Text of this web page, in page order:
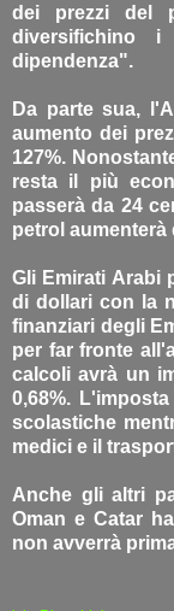
dei prezzi del
diversifichino
dipendenza".
Da parte sua,
aumento dei
127%.
resta il più
passerà da 24
petrol aumenterà
Gli Emirati Arabi
di dollari con la
finanziari degli
per far fronte
calcoli avrà un
0,68%.
scolastiche
medici e il
Anche gli altri
Oman e Catar
non avverrà